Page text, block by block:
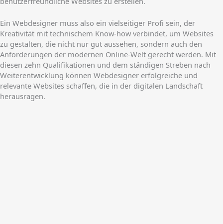
Ein Webdesigner muss also ein vielseitiger Profi sein, der
Kreativität mit technischem Know-how verbindet, um Websites
zu gestalten, die nicht nur gut aussehen, sondern auch den
Anforderungen der modernen Online-Welt gerecht werden. Mit
diesen zehn Qualifikationen und dem ständigen Streben nach
Weiterentwicklung können Webdesigner erfolgreiche und
relevante Websites schaffen, die in der digitalen Landschaft
herausragen.